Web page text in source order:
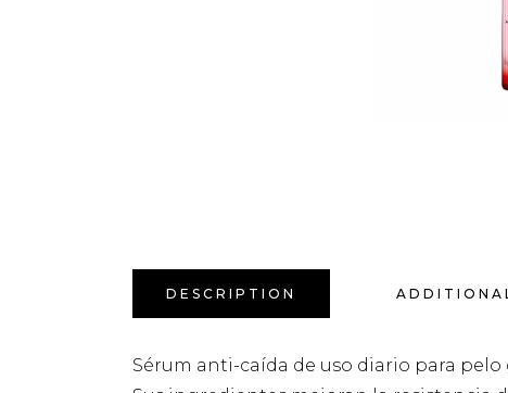
DESCRIPTION
Sérum anti-caída de uso diario para pelo